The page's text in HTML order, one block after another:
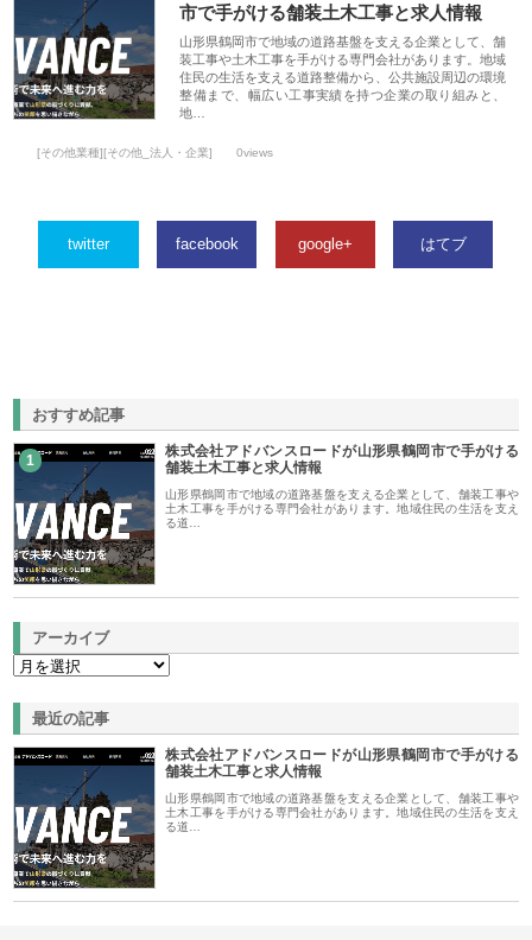
市で手がける舗装土木工事と求人情報
山形県鶴岡市で地域の道路基盤を支える企業として、舗
装工事や土木工事を手がける専門会社があります。地域
住民の生活を支える道路整備から、公共施設周辺の環境
整備まで、幅広い工事実績を持つ企業の取り組みと、
地…
[その他業種][その他_法人・企業] 0views
twitter facebook google+ はてブ
おすすめ記事
1
株式会社アドバンスロードが山形県鶴岡市で手がける
舗装土木工事と求人情報
山形県鶴岡市で地域の道路基盤を支える企業として、舗装工事や
土木工事を手がける専門会社があります。地域住民の生活を支え
る道…
アーカイブ
最近の記事
株式会社アドバンスロードが山形県鶴岡市で手がける
舗装土木工事と求人情報
山形県鶴岡市で地域の道路基盤を支える企業として、舗装工事や
土木工事を手がける専門会社があります。地域住民の生活を支え
る道…